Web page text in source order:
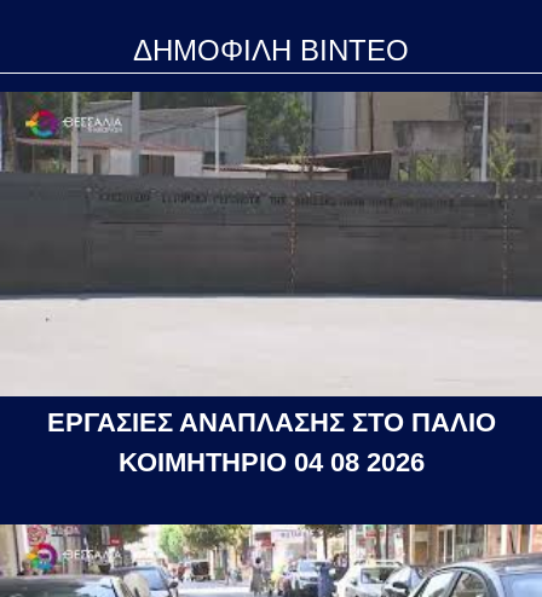
ΔΗΜΟΦΙΛΗ ΒΙΝΤΕΟ
ΕΡΓΑΣΙΕΣ ΑΝΑΠΛΑΣΗΣ ΣΤΟ ΠΑΛΙΟ
ΚΟΙΜΗΤΗΡΙΟ 04 08 2026